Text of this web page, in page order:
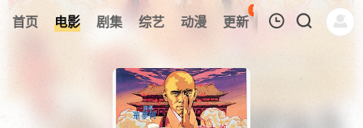
首页 电影 剧集 综艺 动漫 更新
87
热榜 APP